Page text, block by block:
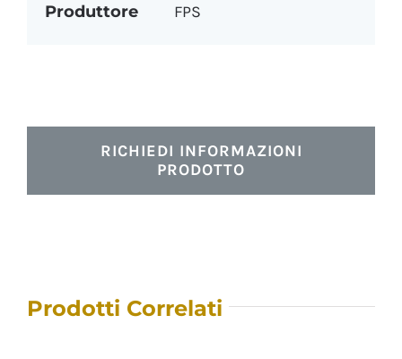
Produttore FPS
RICHIEDI INFORMAZIONI
PRODOTTO
Prodotti Correlati